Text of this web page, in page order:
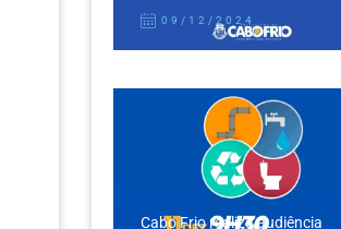
09/12/2024
Cabo Frio realiza audiência